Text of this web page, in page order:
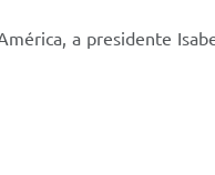
a presidente